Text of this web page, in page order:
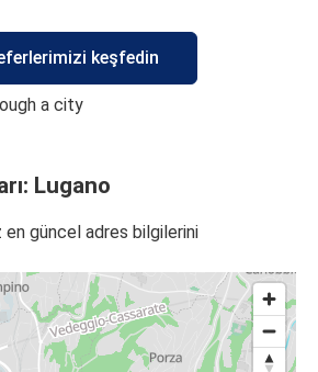
Orio al Serio Havalimanı
keşfedin
Lugano
en güncel adres bilgilerini